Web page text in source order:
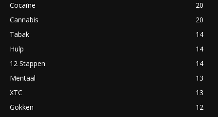
Cocaïne
20
Cannabis
20
Tabak
14
Hulp
14
12 Stappen
14
Mentaal
13
XTC
13
Gokken
12